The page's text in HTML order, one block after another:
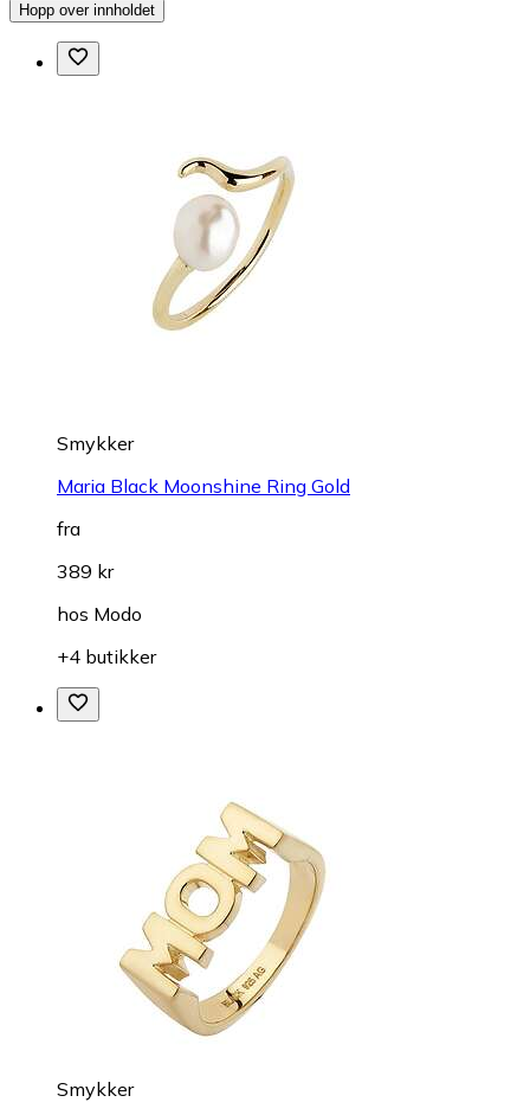
Hopp over innholdet
Smykker
Maria Black Moonshine Ring Gold
fra
389 kr
hos Modo
+4 butikker
Smykker